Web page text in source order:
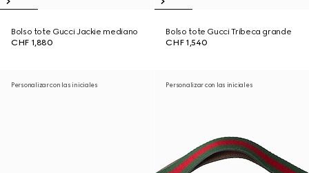
Bolso tote Gucci Jackie mediano
CHF 1,880
Bolso tote Gucci Tribeca grande
CHF 1,540
Personalizar con las iniciales Personalizar con las iniciales